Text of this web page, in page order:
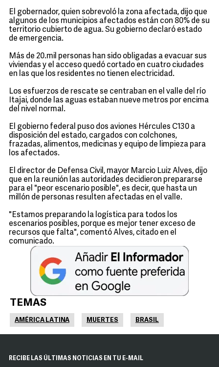
El gobernador, quien sobrevoló la zona afectada, dijo que
algunos de los municipios afectados están con 80% de su
territorio cubierto de agua. Su gobierno declaró estado
de emergencia.
Más de 20.mil personas han sido obligadas a evacuar sus
viviendas y el acceso quedó cortado en cuatro ciudades
en las que los residentes no tienen electricidad.
Los esfuerzos de rescate se centraban en el valle del río
Itajai, donde las aguas estaban nueve metros por encima
del nivel normal.
El gobierno federal puso dos aviones Hércules C130 a
disposición del estado, cargados con colchones,
frazadas, alimentos, medicinas y equipo de limpieza para
los afectados.
El director de Defensa Civil, mayor Marcio Luiz Alves, dijo
que en la reunión las autoridades decidieron prepararse
para el "peor escenario posible", es decir, que hasta un
millón de personas resulten afectadas en el valle.
"Estamos preparando la logística para todos los
escenarios posibles, porque es mejor tener exceso de
recursos que falta", comentó Alves, citado en el
comunicado.
TEMAS
AMÉRICA LATINA MUERTES BRASIL
RECIBE LAS ÚLTIMAS NOTICIAS EN TU E-MAIL